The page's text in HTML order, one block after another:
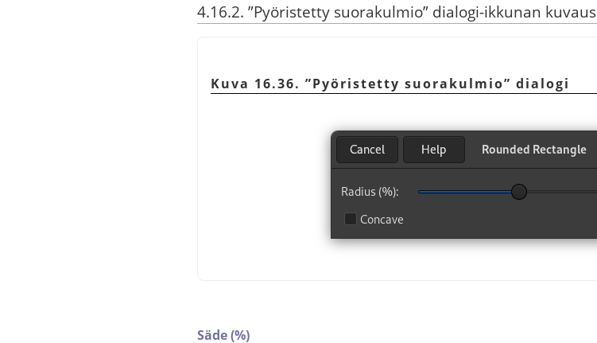
4.16.2. ”Pyöristetty suorakulmio” dialogi-ikkunan kuvaus
Kuva 16.36. ”Pyöristetty suorakulmio” dialogi
Säde (%)